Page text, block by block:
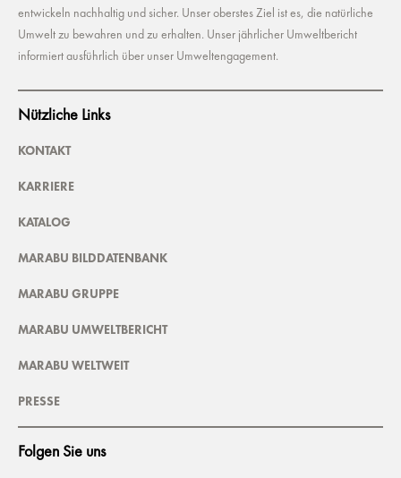
entwickeln nachhaltig und sicher. Unser oberstes Ziel ist es, die natürliche
Umwelt zu bewahren und zu erhalten. Unser jährlicher Umweltbericht
informiert ausführlich über unser Umweltengagement.
Nützliche Links
KONTAKT
KARRIERE
KATALOG
MARABU BILDDATENBANK
MARABU GRUPPE
MARABU UMWELTBERICHT
MARABU WELTWEIT
PRESSE
Folgen Sie uns